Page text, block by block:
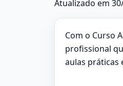
Atualizado em
Com o Curso
profissional
aulas práticas